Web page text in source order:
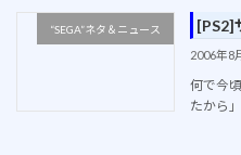
“SEGA”ネタ＆ニュース [PS2]
2006年8
何で今
たから